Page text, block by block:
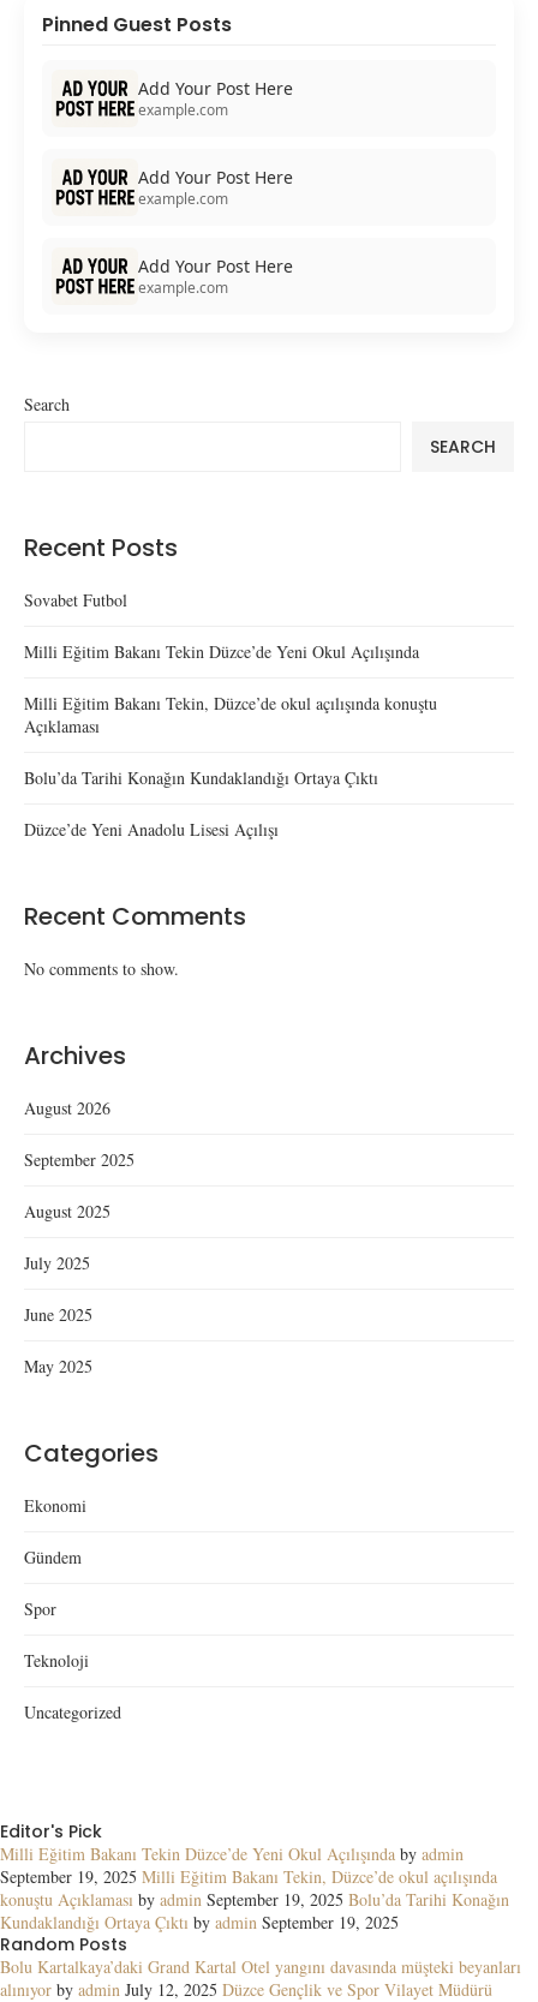
Pinned Guest Posts
Add Your Post Here
example.com
Add Your Post Here
example.com
Add Your Post Here
example.com
Search
SEARCH
Recent Posts
Sovabet Futbol
Milli Eğitim Bakanı Tekin Düzce’de Yeni Okul Açılışında
Milli Eğitim Bakanı Tekin, Düzce’de okul açılışında konuştu
Açıklaması
Bolu’da Tarihi Konağın Kundaklandığı Ortaya Çıktı
Düzce’de Yeni Anadolu Lisesi Açılışı
Recent Comments
No comments to show.
Archives
August 2026
September 2025
August 2025
July 2025
June 2025
May 2025
Categories
Ekonomi
Gündem
Spor
Teknoloji
Uncategorized
Editor's Pick
Milli Eğitim Bakanı Tekin Düzce’de Yeni Okul Açılışında by admin
September 19, 2025 Milli Eğitim Bakanı Tekin, Düzce’de okul açılışında
konuştu Açıklaması by admin September 19, 2025 Bolu’da Tarihi Konağın
Kundaklandığı Ortaya Çıktı by admin September 19, 2025
Random Posts
Bolu Kartalkaya’daki Grand Kartal Otel yangını davasında müşteki beyanları
alınıyor by admin July 12, 2025 Düzce Gençlik ve Spor Vilayet Müdürü